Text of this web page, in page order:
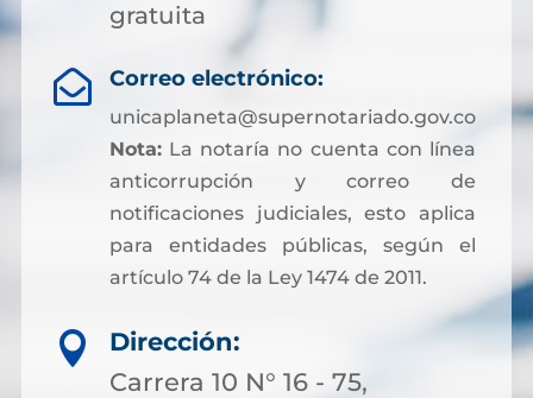
gratuita
 Correo electrónico:
unicaplaneta@supernotariado.gov.co
Nota:La notaría no cuenta con línea
anticorrupción y correo de
notificaciones judiciales, esto aplica
para entidades públicas, según el
artículo 74 de la Ley 1474 de 2011.

Dirección:
Carrera 10 N° 16 - 75,